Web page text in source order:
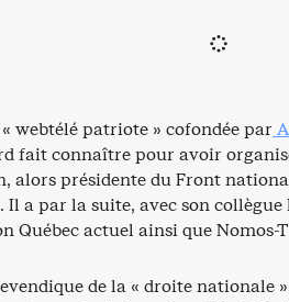
webtélé patriote » cofondée par
fait connaître pour avoir
alors présidente du Front
Il a par la suite, avec son
Québec actuel ainsi que Nomos-
de la « droite nationale